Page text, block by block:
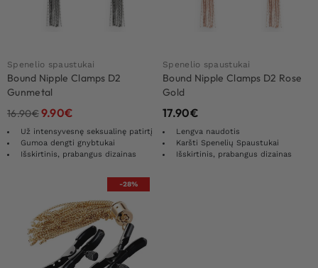
Spenelio spaustukai
Bound Nipple Clamps D2
Gunmetal
16.90€9.90€
Už intensyvesnę seksualinę patirtį
Gumoa dengti gnybtukai
Išskirtinis, prabangus dizainas
Spenelio spaustukai
Bound Nipple Clamps D2 Rose
Gold
17.90€
Lengva naudotis
Karšti Spenelių Spaustukai
Išskirtinis, prabangus dizainas
-28%